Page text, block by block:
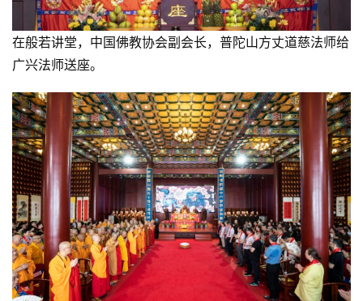
在般若讲堂，中国佛教协会副会长，普陀山方丈道慈法师给
广兴法师送座。